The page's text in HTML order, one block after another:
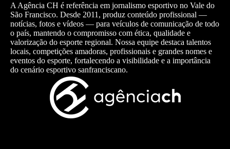
A Agência CH é referência em jornalismo esportivo no Vale do
São Francisco. Desde 2011, produz conteúdo profissional —
notícias, fotos e vídeos — para veículos de comunicação de todo
o país, mantendo o compromisso com ética, qualidade e
valorização do esporte regional. Nossa equipe destaca talentos
locais, competições amadoras, profissionais e grandes nomes e
eventos do esporte, fortalecendo a visibilidade e a importância
do cenário esportivo sanfranciscano.